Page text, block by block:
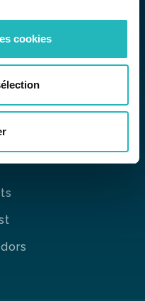
cookies